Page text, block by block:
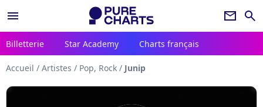
menu newsletter search
Billetterie Star Academy Charts français
Accueil / Artistes / Pop, Rock / Junip